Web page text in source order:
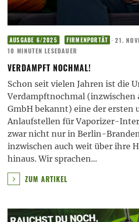
AUSGABE 6/2025 FIRMENPORTÄT · 21.
10 MINUTEN LESEDAUER
VERDAMPFT NOCHMAL!
Schon seit vielen Jahren ist die
Verdampftnochmal (inzwischen
GmbH bekannt) eine der ersten
Anlaufstellen für Vaporizer-
zwar nicht nur in Berlin-
inzwischen auch weit über ihre
hinaus. Wir sprachen...
ZUM ARTIKEL